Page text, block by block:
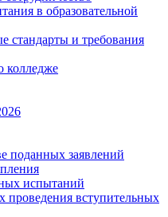
в образовательной
стандарты и требования
поданных заявлений
испытаний
вступительных